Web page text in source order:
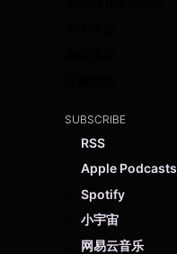
SUBSCRIBE
RSS
Apple Podcasts
Spotify
小宇宙
网易云音乐